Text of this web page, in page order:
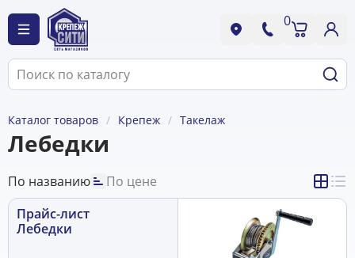
0
Каталог товаров Крепеж Такелаж
Лебедки
По названию
По цене
Прайс-лист
Лебедки